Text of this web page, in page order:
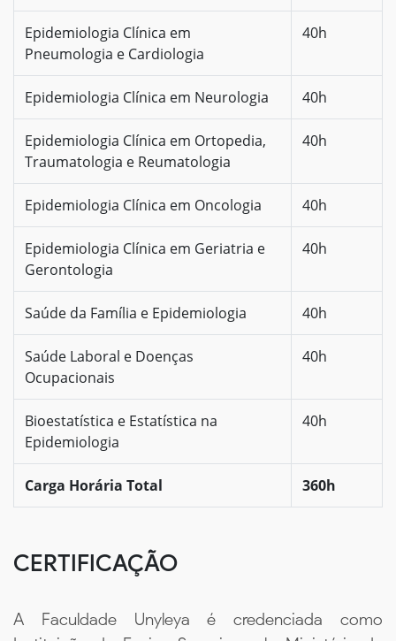
Epidemiologia Clínica em
Pneumologia e Cardiologia
40h
Epidemiologia Clínica em Neurologia 40h
Epidemiologia Clínica em Ortopedia,
Traumatologia e Reumatologia
40h
Epidemiologia Clínica em Oncologia 40h
Epidemiologia Clínica em Geriatria e
Gerontologia
40h
Saúde da Família e Epidemiologia 40h
Saúde Laboral e Doenças
Ocupacionais
40h
Bioestatística e Estatística na
Epidemiologia
40h
Carga Horária Total 360h
CERTIFICAÇÃO
A Faculdade Unyleya é credenciada como